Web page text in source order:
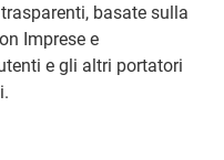
basate sulla
Imprese e
e gli altri portatori